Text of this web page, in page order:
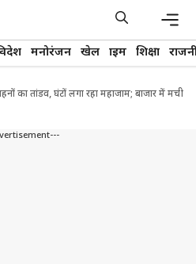
मनोरंजन खेल क्राइम शिक्षा
का तांडव, घंटों लगा रहा महाजाम; बाजार में मची